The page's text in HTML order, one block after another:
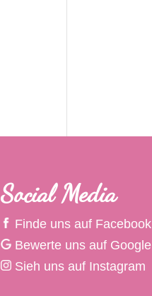
Social Media
Finde uns auf Facebook
Bewerte uns auf Google
Sieh uns auf Instagram